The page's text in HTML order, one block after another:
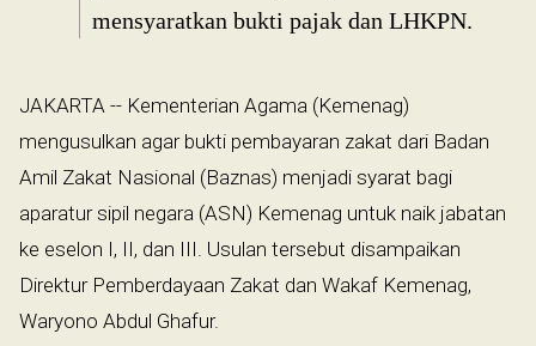
mensyaratkan bukti pajak dan LHKPN.
JAKARTA -- Kementerian Agama (Kemenag)
mengusulkan agar bukti pembayaran zakat dari Badan
Amil Zakat Nasional (Baznas) menjadi syarat bagi
aparatur sipil negara (ASN) Kemenag untuk naik jabatan
ke eselon I, II, dan III. Usulan tersebut disampaikan
Direktur Pemberdayaan Zakat dan Wakaf Kemenag,
Waryono Abdul Ghafur.